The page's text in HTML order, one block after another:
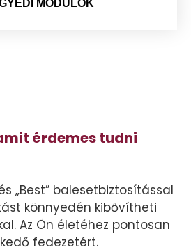
MODULOK
érdemes tudni
és „Best” balesetbiztosítással
könnyedén kibővítheti
Az Ön életéhez pontosan
fedezetért.